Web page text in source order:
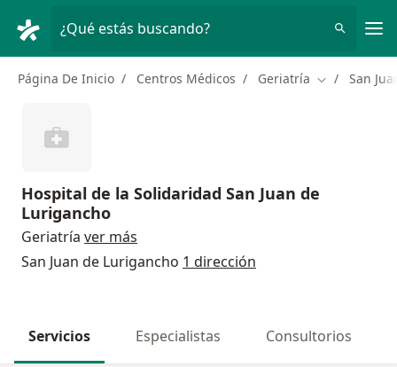
¿Qué estás buscando?
Página De Inicio Centros Médicos Geriatría Cambiar de
San
Hospital de la Solidaridad San Juan de
Lurigancho
Geriatría ver más
San Juan de Lurigancho 1 dirección
Servicios Especialistas Consultorios